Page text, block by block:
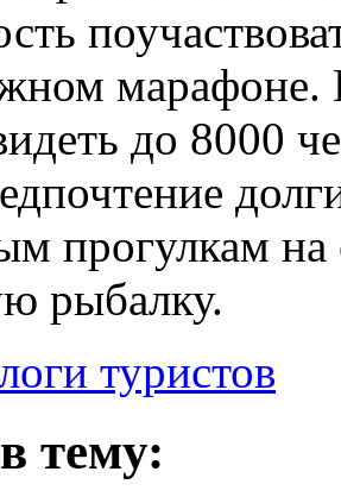
марафоне.
до 8000
прогулкам на
рыбалку.
туристов
тему: